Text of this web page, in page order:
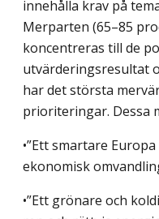
innehålla krav på
Merparten (65–85
koncentreras till de
utvärderingsresultat
har det största
prioriteringar. Dessa
•”Ett smartare
ekonomisk
•”Ett grönare och